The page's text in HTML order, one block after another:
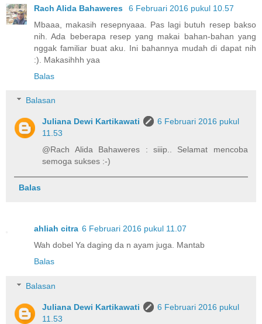
Rach Alida Bahaweres
6 Februari 2016 pukul 10.57
Mbaaa, makasih resepnyaaa. Pas lagi butuh resep bakso
nih. Ada beberapa resep yang makai bahan-bahan yang
nggak familiar buat aku. Ini bahannya mudah di dapat nih
:). Makasihhh yaa
Balas
Balasan
Juliana Dewi Kartikawati
6 Februari 2016 pukul
11.53
@Rach Alida Bahaweres : siiip.. Selamat mencoba
semoga sukses :-)
Balas
ahliah citra 6 Februari 2016 pukul 11.07
Wah dobel Ya daging da n ayam juga. Mantab
Balas
Balasan
Juliana Dewi Kartikawati
6 Februari 2016 pukul
11.53